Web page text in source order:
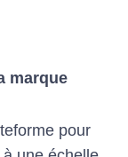
marque
pour